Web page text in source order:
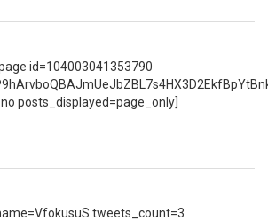
id=104003041353790
posts_displayed=page_only]
tweets_count=3